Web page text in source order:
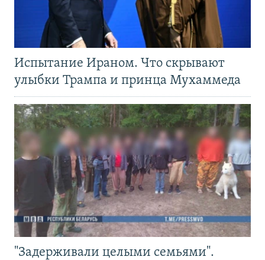
Испытание Ираном. Что скрывают
улыбки Трампа и принца Мухаммеда
"Задерживали целыми семьями".